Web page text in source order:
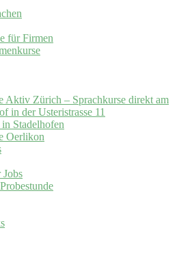
für Firmen
Aktiv Zürich – Sprachkurse direkt am
in der Usteristrasse 11
Stadelhofen
Oerlikon
Jobs